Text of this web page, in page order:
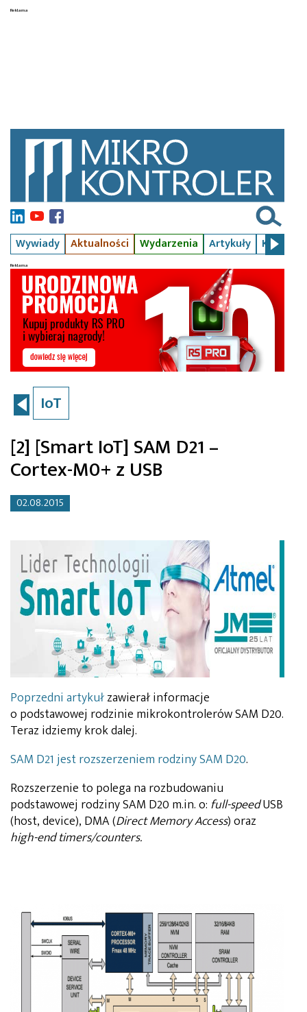
Wywiady Aktualności Wydarzenia Artykuły Kursy
IoT
[2] [Smart IoT] SAM D21 –
Cortex-M0+ z USB
02.08.2015
Poprzedni artykułzawierał informacje
o podstawowej rodzinie mikrokontrolerów SAM D20.
Teraz idziemy krok dalej.
SAM D21 jest rozszerzeniem rodziny SAM D20.
Rozszerzenie to polega na rozbudowaniu
podstawowej rodziny SAM D20 m.in. o: full-speedUSB
(host, device), DMA (Direct Memory Access) oraz
high-end timers/counters.